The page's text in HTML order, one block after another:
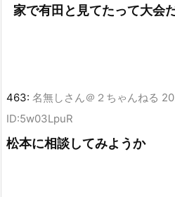
家で有田と見てたって大会
463: 名無しさん＠２ちゃんねる
ID:5w03LpuR
松本に相談してみようか